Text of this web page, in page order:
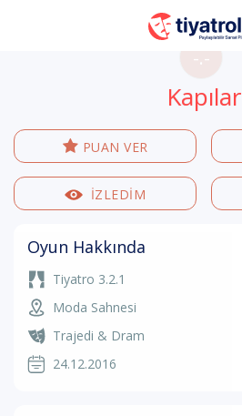
-.-
Kapılar
PUAN VER
İZLEDİM
Oyun Hakkında
Tiyatro 3.2.1
Moda Sahnesi
Trajedi & Dram
24.12.2016